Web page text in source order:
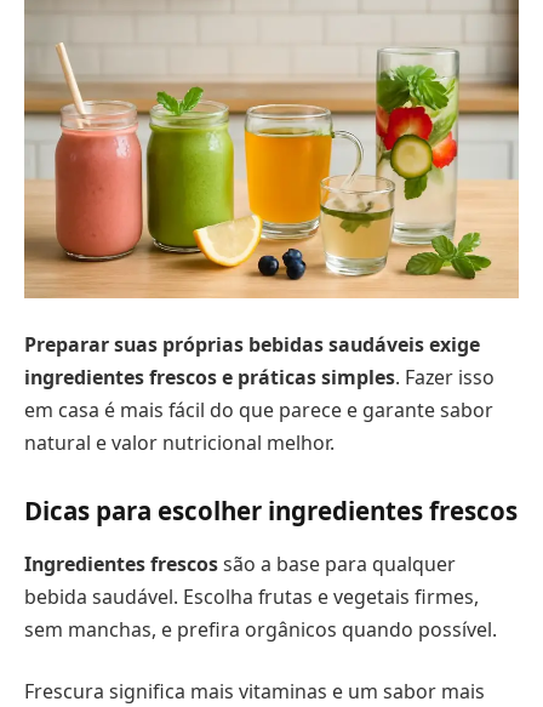
Preparar suas próprias bebidas saudáveis exige
ingredientes frescos e práticas simples. Fazer isso
em casa é mais fácil do que parece e garante sabor
natural e valor nutricional melhor.
Dicas para escolher ingredientes frescos
Ingredientes frescossão a base para qualquer
bebida saudável. Escolha frutas e vegetais firmes,
sem manchas, e prefira orgânicos quando possível.
Frescura significa mais vitaminas e um sabor mais